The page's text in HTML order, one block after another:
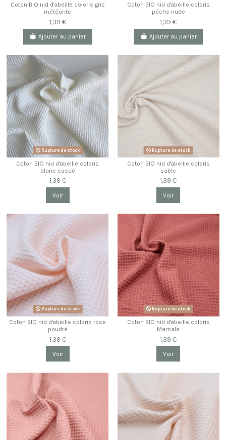
Coton BIO nid d'abeille coloris gris
météorite
1,39 €
Ajouter au panier
Coton BIO nid d'abeille coloris
pêche nude
1,39 €
Ajouter au panier
Rupture de stock
Coton BIO nid d'abeille coloris
blanc cassé
1,39 €
Voir
Rupture de stock
Coton BIO nid d'abeille coloris
sable
1,39 €
Voir
Rupture de stock
Coton BIO nid d'abeille coloris rose
poudré
1,39 €
Voir
Rupture de stock
Coton BIO nid d'abeille coloris
Marsala
1,39 €
Voir